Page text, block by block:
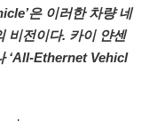
은 이러한 차량 네
비전이다. 카이 얀센
‘All-Ethernet Vehicl